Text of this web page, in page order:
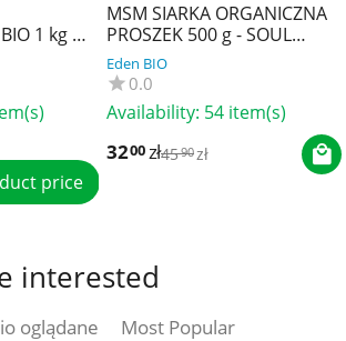
1 kg -
price
MSM SIARKA ORGANICZNA
PROSZEK 500 g - SOUL
FARM
Eden BIO
0.0
Availability: 54 item(s)
3200zł4590zł
interested
oglądane Most Popular